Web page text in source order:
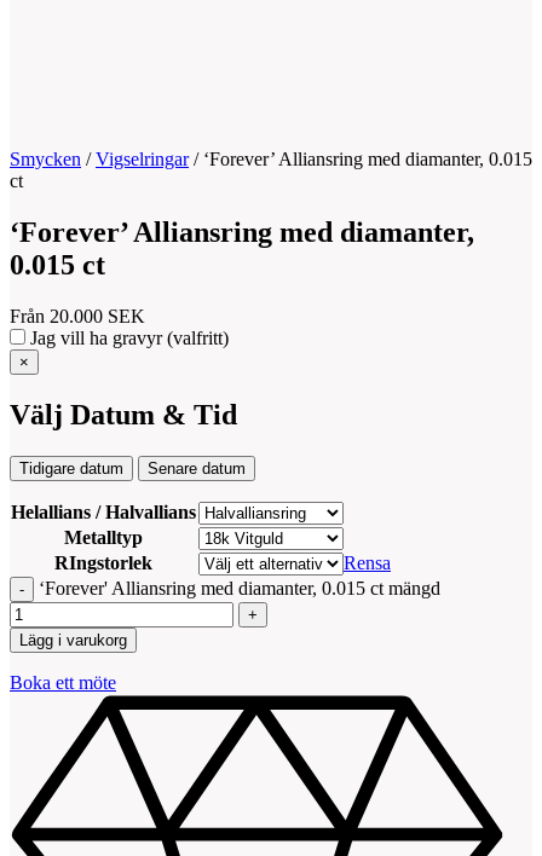
Smycken /Vigselringar/ ‘Forever’ Alliansring med diamanter, 0.015
ct
‘Forever’ Alliansring med diamanter,
0.015 ct
Från 20.000 SEK
Jag vill ha gravyr (valfritt)
×
Välj Datum & Tid
Tidigare datum Senare datum
Helallians / Halvallians
Metalltyp
RIngstorlek
Rensa
‘Forever' Alliansring med diamanter, 0.015 ct mängd
Lägg i varukorg
Boka ett möte